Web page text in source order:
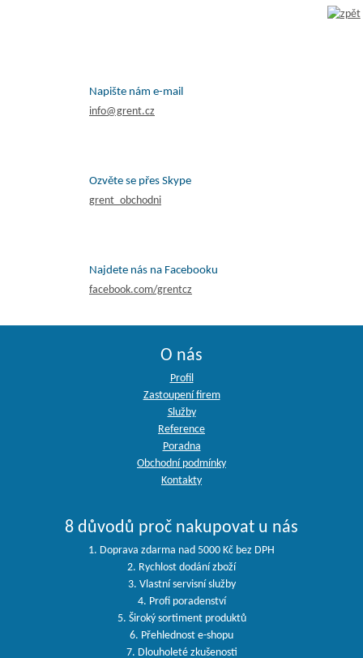
Napište nám e-mail
info@grent.cz
Ozvěte se přes Skype
grent_obchodni
Najdete nás na Facebooku
facebook.com/grentcz
O nás
Profil
Zastoupení firem
Služby
Reference
Poradna
Obchodní podmínky
Kontakty
8 důvodů proč nakupovat u nás
1. Doprava zdarma nad 5000 Kč bez DPH
2. Rychlost dodání zboží
3. Vlastní servisní služby
4. Profi poradenství
5. Široký sortiment produktů
6. Přehlednost e-shopu
7. Dlouholeté zkušenosti